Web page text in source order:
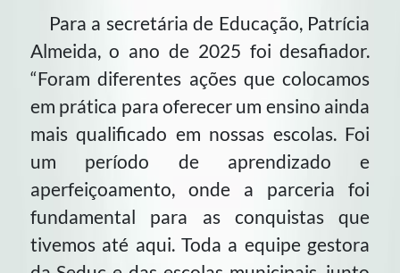
Para a secretária de Educação, Patrícia
Almeida, o ano de 2025 foi desafiador.
“Foram diferentes ações que colocamos
em prática para oferecer um ensino ainda
mais qualificado em nossas escolas. Foi
um período de aprendizado e
aperfeiçoamento, onde a parceria foi
fundamental para as conquistas que
tivemos até aqui. Toda a equipe gestora